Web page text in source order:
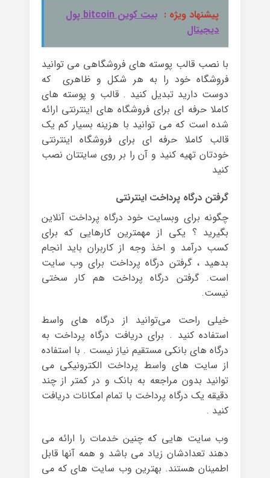
پیشنهاد ویژه :
بیت کوین bitcoin پول
دیجیتال
با نصب قالب پوسته های فروشگاهی می توانید
فروشگاه خود را به هر شکل و ظاهری که
دوست دارید تبدیل کنید . قالب و پوسته های
کاملا حرفه ای برای فروشگاه های اینترنتی ارائه
شده است که می توانید با هزینه بسیار کم یک
قالب کاملا حرفه ای برای فروشگاه اینترنتی
خودتان تهیه کنید و آن را بر روی سایتتان نصب
کنید
گرفتن درگاه پرداخت اینترنتی
چگونه برای وبسایت خود درگاه پرداخت آنلاین
بگیرید ؟ یکی از مهمترین کارهایی که برای
کسب درآمد و اخذ وجه از کاربران باید انجام
بدهید ، گرفتن درگاه پرداخت برای وب سایت
است. گرفتن درگاه پرداخت هم کار سختی
نیست.
خیلی راحت می‌توانید از درگاه های واسط
استفاده کنید . برای دریافت درگاه پرداخت به
درگاه های بانکی مستقیم نیاز نیست . با استفاده
از سایت های واسط پرداخت الکترونیکی می
توانید بدون مراجعه به بانک و در کمتر از چند
دقیقه یک درگاه پرداخت با تمام امکانات دریافت
کنید .
وب سایت هایی که چنین خدمات را ارائه می
دهند تعدادشان زیاد می باشد و همه آنها قابل
اطمینان هستند. بهترین وب سایت های که می